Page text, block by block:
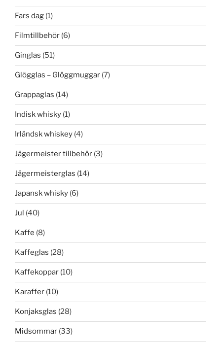
Fars dag (1)
Filmtillbehör (6)
Ginglas (51)
Glögglas – Glöggmuggar (7)
Grappaglas (14)
Indisk whisky (1)
Irländsk whiskey (4)
Jägermeister tillbehör (3)
Jägermeisterglas (14)
Japansk whisky (6)
Jul (40)
Kaffe (8)
Kaffeglas (28)
Kaffekoppar (10)
Karaffer (10)
Konjaksglas (28)
Midsommar (33)